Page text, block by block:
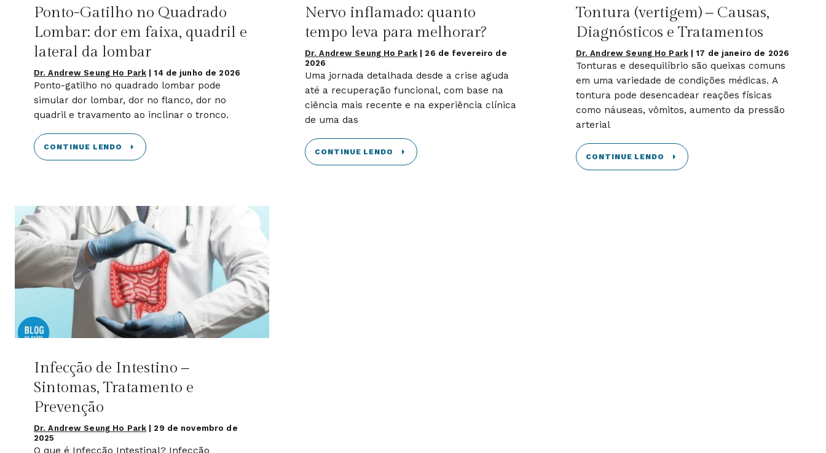
Ponto-Gatilho no Quadrado
Lombar: dor em faixa, quadril e
lateral da lombar
Dr. Andrew Seung Ho Park |14 de junho de 2026
Ponto-gatilho no quadrado lombar pode
simular dor lombar, dor no flanco, dor no
quadril e travamento ao inclinar o tronco.
CONTINUE LENDO
Nervo inflamado: quanto
tempo leva para melhorar?
Dr. Andrew Seung Ho Park| 26 de fevereiro de
2026
Uma jornada detalhada desde a crise aguda
até a recuperação funcional, com base na
ciência mais recente e na experiência clínica
de uma das
CONTINUE LENDO
Tontura (vertigem) – Causas,
Diagnósticos e Tratamentos
Dr. Andrew Seung Ho Park|17 de janeiro de 2026
Tonturas e desequilíbrio são queixas comuns
em uma variedade de condições médicas. A
tontura pode desencadear reações físicas
como náuseas, vômitos, aumento da pressão
arterial
CONTINUE LENDO
Infecção de Intestino –
Sintomas, Tratamento e
Prevenção
Dr. Andrew Seung Ho Park
29 de novembro de
2025